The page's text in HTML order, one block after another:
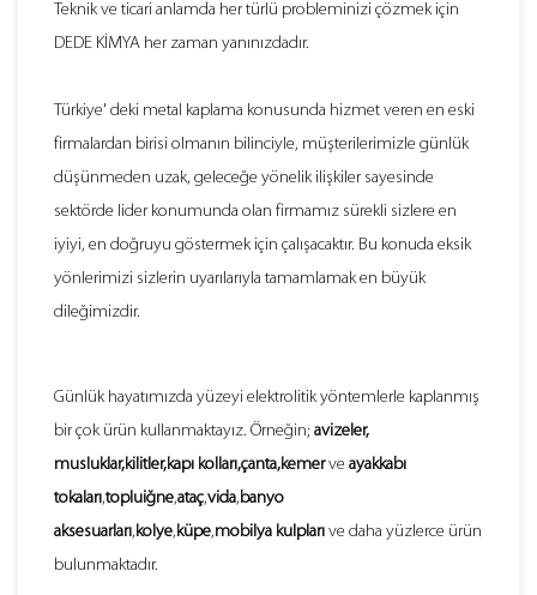
Teknik ve ticari anlamda her türlü probleminizi çözmek için
DEDE KİMYA her zaman yanınızdadır.
Türkiye' deki metal kaplama konusunda hizmet veren en eski
firmalardan birisi olmanın bilinciyle, müşterilerimizle günlük
düşünmeden uzak, geleceğe yönelik ilişkiler sayesinde
sektörde lider konumunda olan firmamız sürekli sizlere en
iyiyi, en doğruyu göstermek için çalışacaktır. Bu konuda eksik
yönlerimizi sizlerin uyarılarıyla tamamlamak en büyük
dileğimizdir.
Günlük hayatımızda yüzeyi elektrolitik yöntemlerle kaplanmış
bir çok ürün kullanmaktayız. Örneğin; avizeler,
musluklar,kilitler,kapı kolları,çanta,kemerve ayakkabı
tokaları,topluiğne,ataç,vida,banyo
aksesuarları,kolye,küpe,mobilya kulpları ve daha yüzlerce ürün
bulunmaktadır.